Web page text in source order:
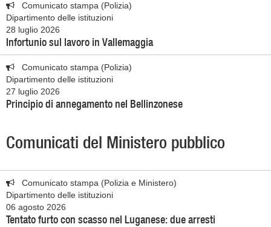
Comunicato stampa (Polizia)
Dipartimento delle istituzioni
28 luglio 2026
Infortunio sul lavoro in Vallemaggia
Comunicato stampa (Polizia)
Dipartimento delle istituzioni
27 luglio 2026
Principio di annegamento nel Bellinzonese
Comunicati del Ministero pubblico
Comunicato stampa (Polizia e Ministero)
Dipartimento delle istituzioni
06 agosto 2026
Tentato furto con scasso nel Luganese: due arresti